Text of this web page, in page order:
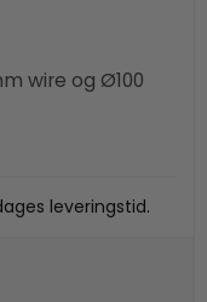
wire og Ø100
leveringstid.